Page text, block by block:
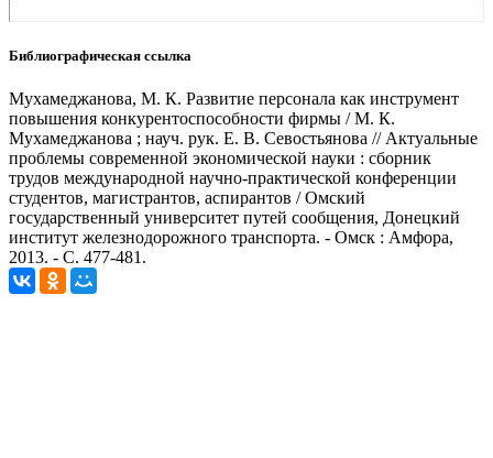
Библиографическая ссылка
Мухамеджанова, М. К. Развитие персонала как инструмент
повышения конкурентоспособности фирмы / М. К.
Мухамеджанова ; науч. рук. Е. В. Севостьянова // Актуальные
проблемы современной экономической науки : сборник
трудов международной научно-практической конференции
студентов, магистрантов, аспирантов / Омский
государственный университет путей сообщения, Донецкий
институт железнодорожного транспорта. - Омск : Амфора,
2013. - С. 477-481.